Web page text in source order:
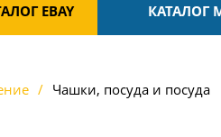
EBAY КАТАЛОГ
Чашки, посуда и посуда